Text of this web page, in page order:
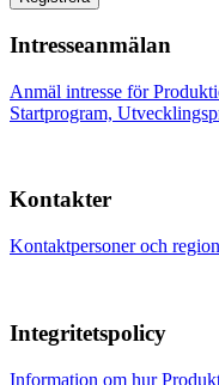
Intresseanmälan
Anmäl intresse för
Startprogram,
Kontakter
Kontaktpersoner och
Integritetspolicy
Information om hur